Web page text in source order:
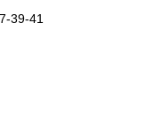
39-41